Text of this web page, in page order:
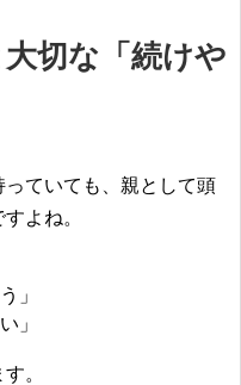
切な「続けや
ていても、親として頭
よね。
」
」
。